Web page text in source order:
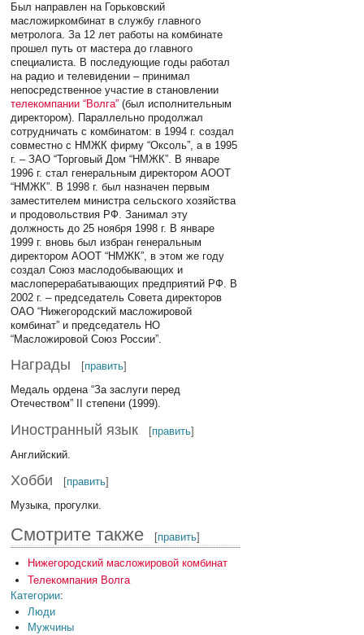
Был направлен на Горьковский
масложиркомбинат в службу главного
метролога. За 12 лет работы на комбинате
прошел путь от мастера до главного
специалиста. В последующие годы работал
на радио и телевидении – принимал
непосредственное участие в становлении
телекомпании “Волга” (был исполнительным
директором). Параллельно продолжал
сотрудничать с комбинатом: в 1994 г. создал
совместно с НМЖК фирму “Оксоль”, а в 1995
г. – ЗАО “Торговый Дом “НМЖК”. В январе
1996 г. стал генеральным директором АООТ
“НМЖК”. В 1998 г. был назначен первым
заместителем министра сельского хозяйства
и продовольствия РФ. Занимал эту
должность до 25 ноября 1998 г. В январе
1999 г. вновь был избран генеральным
директором АООТ “НМЖК”, в этом же году
создал Союз маслодобывающих и
маслоперерабатывающих предприятий РФ. В
2002 г. – председатель Совета директоров
ОАО “Нижегородский масложировой
комбинат” и председатель НО
“Масложировой Союз России”.
Награды [править]
Медаль ордена “За заслуги перед
Отечеством” II степени (1999).
Иностранный язык [править]
Английский.
Хобби [править]
Музыка, прогулки.
Смотрите также [править]
Нижегородский масложировой комбинат
Телекомпания Волга
Категории:
Люди
Мужчины